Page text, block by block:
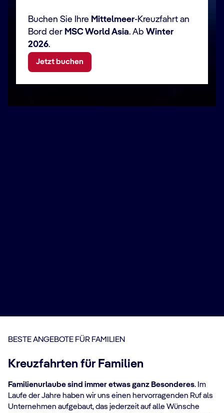
Buchen Sie Ihre Mittelmeer-Kreuzfahrt an
Bord der MSC World Asia. Ab Winter
2026.
Jetzt buchen
BESTE ANGEBOTE FÜR FAMILIEN
Kreuzfahrten für Familien
Familienurlaube sind immer etwas ganz Besonderes. Im
Laufe der Jahre haben wir uns einen hervorragenden Ruf als
Unternehmen aufgebaut, das jederzeit auf alle Wünsche